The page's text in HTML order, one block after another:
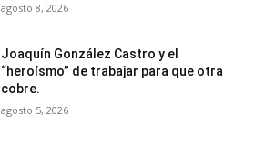
agosto 8, 2026
Joaquín González Castro y el
“heroísmo” de trabajar para que otra
cobre.
agosto 5, 2026